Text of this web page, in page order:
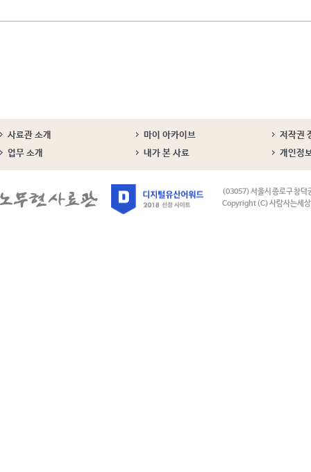
사료관 소개 마이 아카이브
저작권
업무 소개
내가 본 사료 개인정
(03057) 서울시 종로구 창덕
Copyright (C) 사람사는세